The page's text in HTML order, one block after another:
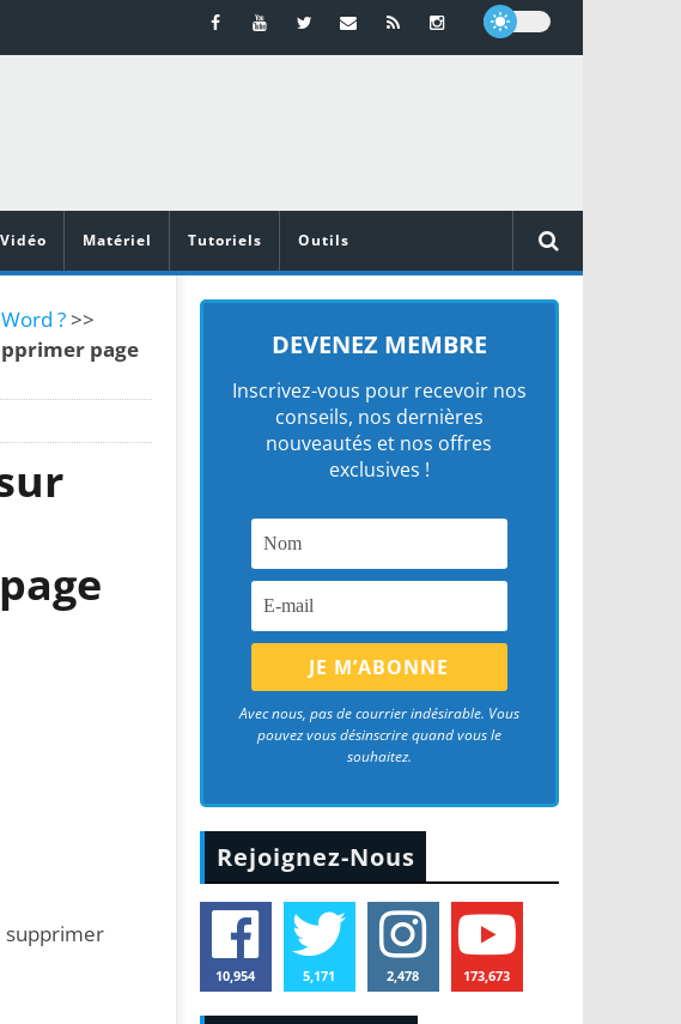
Matériel Tutoriels Outils
?>>
page
DEVENEZ MEMBRE
Inscrivez-vous pour recevoir nos
conseils, nos dernières
nouveautés et nos offres
exclusives !
Avec nous, pas de courrier indésirable. Vous
pouvez vous désinscrire quand vous le
souhaitez.
Rejoignez-Nous
10,954 5,171 2,478 173,673